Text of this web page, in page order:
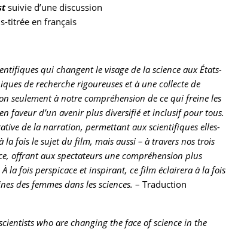
suivie d’une discussion
titrée en français
qui changent le visage de la science aux États-
de recherche rigoureuses et à une collecte de
seulement à notre compréhension de ce qui freine les
faveur d’un avenir plus diversifié et inclusif pour tous.
de la narration, permettant aux scientifiques elles-
la fois le sujet du film, mais aussi – à travers nos trois
offrant aux spectateurs une compréhension plus
la fois perspicace et inspirant, ce film éclairera à la fois
des femmes dans les sciences. – Traduction
who are changing the face of science in the